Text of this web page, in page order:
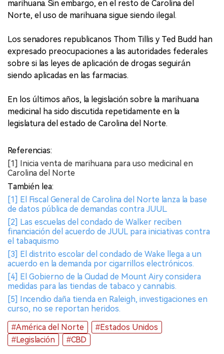
marihuana. Sin embargo, en el resto de Carolina del
Norte, el uso de marihuana sigue siendo ilegal.
Los senadores republicanos Thom Tillis y Ted Budd han
expresado preocupaciones a las autoridades federales
sobre si las leyes de aplicación de drogas seguirán
siendo aplicadas en las farmacias.
En los últimos años, la legislación sobre la marihuana
medicinal ha sido discutida repetidamente en la
legislatura del estado de Carolina del Norte.
Referencias:
[1] Inicia venta de marihuana para uso medicinal en
Carolina del Norte
También lea:
[1] El Fiscal General de Carolina del Norte lanza la base
de datos pública de demandas contra JUUL.
[2] Las escuelas del condado de Walker reciben
financiación del acuerdo de JUUL para iniciativas contra
el tabaquismo
[3] El distrito escolar del condado de Wake llega a un
acuerdo en la demanda por cigarrillos electrónicos.
[4] El Gobierno de la Ciudad de Mount Airy considera
medidas para las tiendas de tabaco y cannabis.
[5] Incendio daña tienda en Raleigh, investigaciones en
curso, no se reportan heridos.
#América del Norte
#Estados Unidos
#Legislación
#CBD